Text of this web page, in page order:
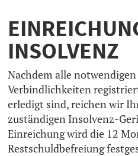
INSOLVENZ
Nachdem alle
Verbindlichkeiten
erledigt sind, reichen wir
zuständigen Insolvenz-
Einreichung wird die 12
Restschuldbefreiung